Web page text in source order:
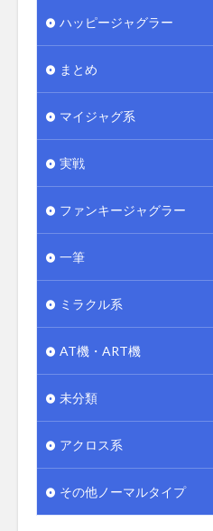
ハッピージャグラー
まとめ
マイジャグ系
実戦
ファンキージャグラー
一筆
ミラクル系
AT機・ART機
未分類
アクロス系
その他ノーマルタイプ